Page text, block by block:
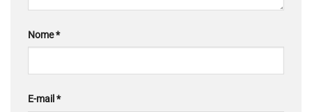
Nome*
E-mail*